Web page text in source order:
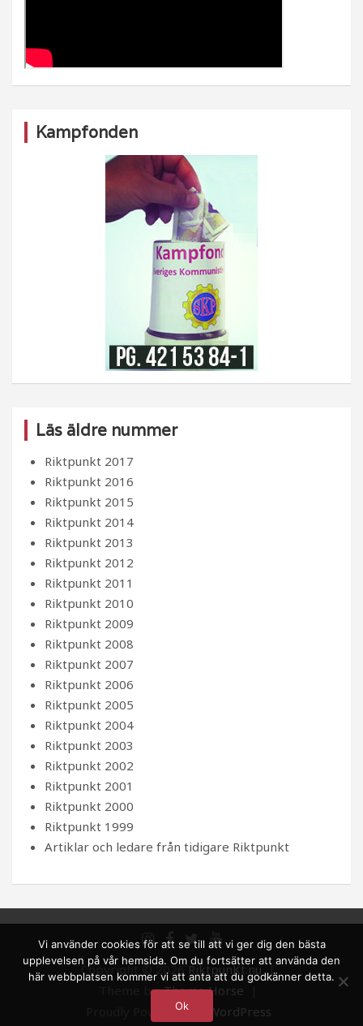
Kampfonden
Läs äldre nummer
Riktpunkt 2017
Riktpunkt 2016
Riktpunkt 2015
Riktpunkt 2014
Riktpunkt 2013
Riktpunkt 2012
Riktpunkt 2011
Riktpunkt 2010
Riktpunkt 2009
Riktpunkt 2008
Riktpunkt 2007
Riktpunkt 2006
Riktpunkt 2005
Riktpunkt 2004
Riktpunkt 2003
Riktpunkt 2002
Riktpunkt 2001
Riktpunkt 2000
Riktpunkt 1999
Artiklar och ledare från tidigare Riktpunkt
Copyright © 2026RiktpunKt.nu
Theme by:Theme Horse
Proudly Powered by:
WordPress
Vi använder cookies för att se till att vi ger dig den bästa
upplevelsen på vår hemsida. Om du fortsätter att använda den
här webbplatsen kommer vi att anta att du godkänner detta.
Ok